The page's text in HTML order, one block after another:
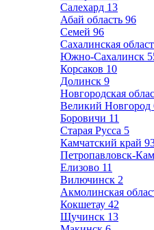
Салехард 13
Абай область 96
Семей 96
Сахалинская
Южно-Сахалинск
Корсаков 10
Долинск 9
Новгородская
Великий Новгород
Боровичи 11
Старая Русса 5
Камчатский край
Петропавловск-
Елизово 11
Вилючинск 2
Акмолинская
Кокшетау 42
Щучинск 13